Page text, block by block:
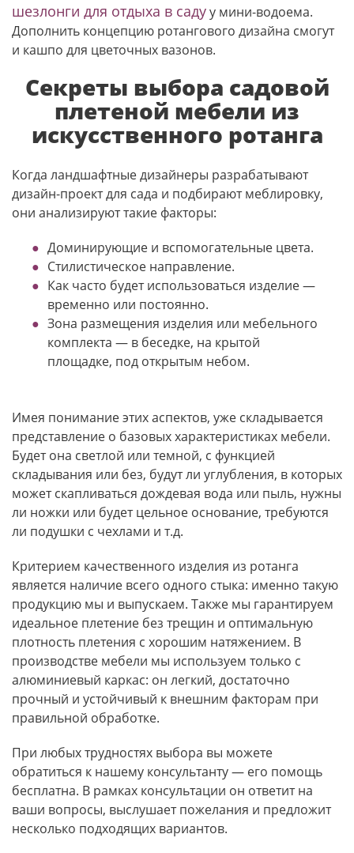
шезлонги для отдыха в садуу мини-водоема.
Дополнить концепцию ротангового дизайна смогут
и кашпо для цветочных вазонов.
Секреты выбора садовой
плетеной мебели из
искусственного ротанга
Когда ландшафтные дизайнеры разрабатывают
дизайн-проект для сада и подбирают меблировку,
они анализируют такие факторы:
Доминирующие и вспомогательные цвета.
Стилистическое направление.
Как часто будет использоваться изделие —
временно или постоянно.
Зона размещения изделия или мебельного
комплекта — в беседке, на крытой
площадке, под открытым небом.
Имея понимание этих аспектов, уже складывается
представление о базовых характеристиках мебели.
Будет она светлой или темной, с функцией
складывания или без, будут ли углубления, в которых
может скапливаться дождевая вода или пыль, нужны
ли ножки или будет цельное основание, требуются
ли подушки с чехлами и т.д.
Критерием качественного изделия из ротанга
является наличие всего одного стыка: именно такую
продукцию мы и выпускаем. Также мы гарантируем
идеальное плетение без трещин и оптимальную
плотность плетения с хорошим натяжением. В
производстве мебели мы используем только с
алюминиевый каркас: он легкий, достаточно
прочный и устойчивый к внешним факторам при
правильной обработке.
При любых трудностях выбора вы можете
обратиться к нашему консультанту — его помощь
бесплатна. В рамках консультации он ответит на
ваши вопросы, выслушает пожелания и предложит
несколько подходящих вариантов.